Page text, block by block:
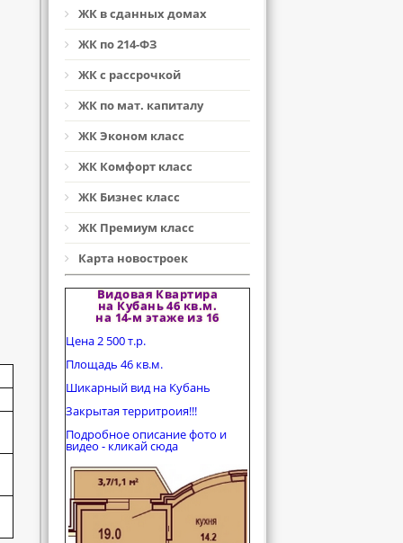
ЖК в сданных домах
ЖК по 214-ФЗ
ЖК с рассрочкой
ЖК по мат. капиталу
ЖК Эконом класс
ЖК Комфорт класс
ЖК Бизнес класс
ЖК Премиум класс
Карта новостроек
Видовая Квартира
на Кубань 46 кв.м.
на 14-м этаже из 16
Цена 2 500 т.р.
Площадь 46 кв.м.
Шикарный вид на Кубань
Закрытая территроия!!!
Подробное описание фото и
видео - кликай сюда